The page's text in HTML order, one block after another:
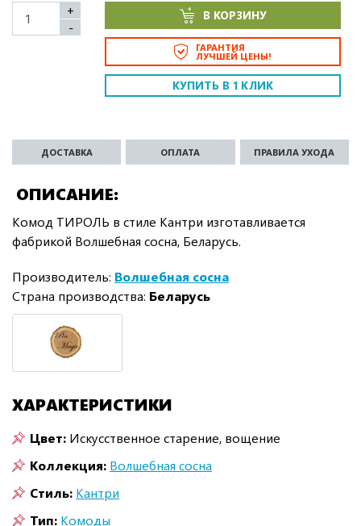
+
-
В КОРЗИНУ
ГАРАНТИЯ
ЛУЧШЕЙ ЦЕНЫ!
КУПИТЬ В 1 КЛИК
ОПИСАНИЕ
ДОСТАВКА ОПЛАТА ПРАВИЛА УХОДА
Комод ТИРОЛЬ в стиле Кантри изготавливается
фабрикой Волшебная сосна, Беларусь.
Производитель: Волшебная сосна
Страна производства: Беларусь
ХАРАКТЕРИСТИКИ
Цвет: Искусственное старение, вощение
Коллекция: Волшебная сосна
Стиль: Кантри
Тип: Комоды